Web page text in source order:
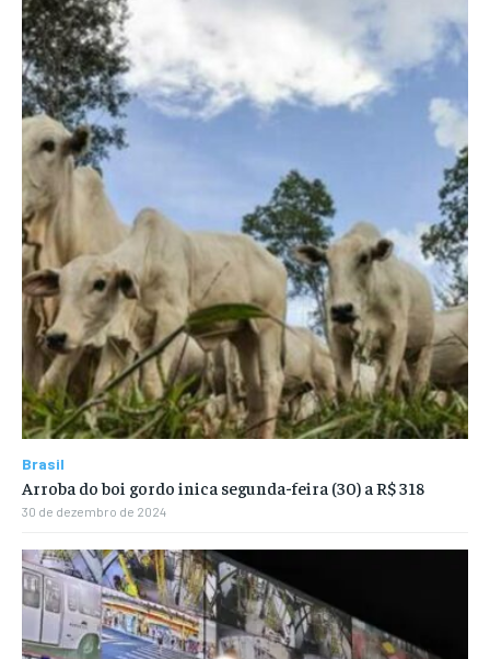
Brasil
Arroba do boi gordo inica segunda-feira (30) a R$ 318
30 de dezembro de 2024